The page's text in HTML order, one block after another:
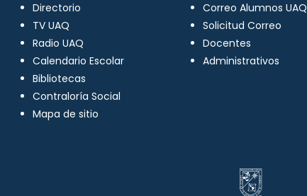
Directorio
TV UAQ
Radio UAQ
Calendario Escolar
Bibliotecas
Contraloría Social
Mapa de sitio
Correo Alumnos UAQ
Solicitud Correo
Docentes
Administrativos